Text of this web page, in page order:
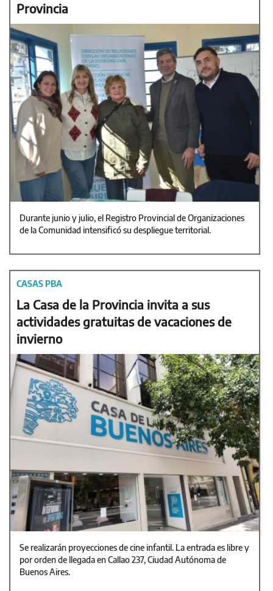
Provincia
Durante junio y julio, el Registro Provincial de Organizaciones
de la Comunidad intensificó su despliegue territorial.
CASAS PBA
La Casa de la Provincia invita a sus
actividades gratuitas de vacaciones de
invierno
Se realizarán proyecciones de cine infantil. La entrada es libre y
por orden de llegada en Callao 237, Ciudad Autónoma de
Buenos Aires.